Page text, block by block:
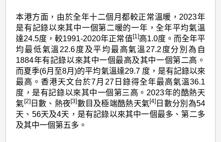
本港方面，由於全年十二個月都較正常溫暖，2023年
是有記錄以來其中一個第二暖的一年，全年平均氣溫
達24.5度，較1991-2020年正常值[1]高1.0度。而全年平
均最低氣溫22.6度及平均最高氣溫27.2度分別為自
1884年有記錄以來其中一個最高及其中一個第二高。
而夏季(6月至8月)的平均氣溫達29.7 度，是有記錄以來
最高。香港天文台於7月27日錄得全年最高氣溫36.1
度，是有記錄以來其中一個第三高。2023年的酷熱天
氣[2]日數、熱夜[3]數目及極端酷熱天氣[4] 日數分別為54
天、56天及4天，是有記錄以來其中一個最多、第二多
及其中一個第五多。